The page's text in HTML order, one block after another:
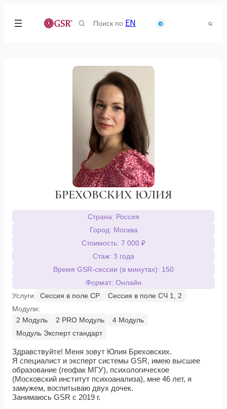
for:
EN
БРЕХОВСКИХ ЮЛИЯ
Страна: Россия
Город: Москва
Стоимость: 7 000 ₽
Стаж: 3 года
Время GSR-сессии (в минутах): 150
Формат: Онлайн
Услуги: Сессия в поле СР
Сессия в поле СЧ 1, 2
Модули:
2 Модуль
2 PRO Модуль
4 Модуль
Модуль Эксперт стандарт
Здравствуйте! Меня зовут Юлия Бреховских.
Я специалист и эксперт системы GSR, имею высшее
образование (геофак МГУ), психологическое
(Московский институт психоанализа), мне 46 лет, я
замужем, воспитываю двух дочек.
Занимаюсь GSR с 2019 г.